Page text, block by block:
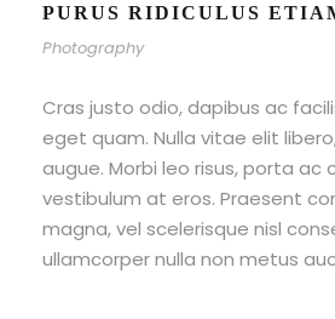
PURUS RIDICULUS
Photography
Cras justo odio, dapibus ac
eget quam. Nulla vitae elit
augue. Morbi leo risus, porta ac
vestibulum at eros. Praesent
magna, vel scelerisque nisl
ullamcorper nulla non metus